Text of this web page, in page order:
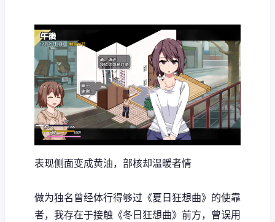
表现侧面变成黄油，部核却温暖者情
做为独名曾经体行得够过《夏日狂想曲》的使靠
者，我存在于接触《冬日狂想曲》前方，曾误用